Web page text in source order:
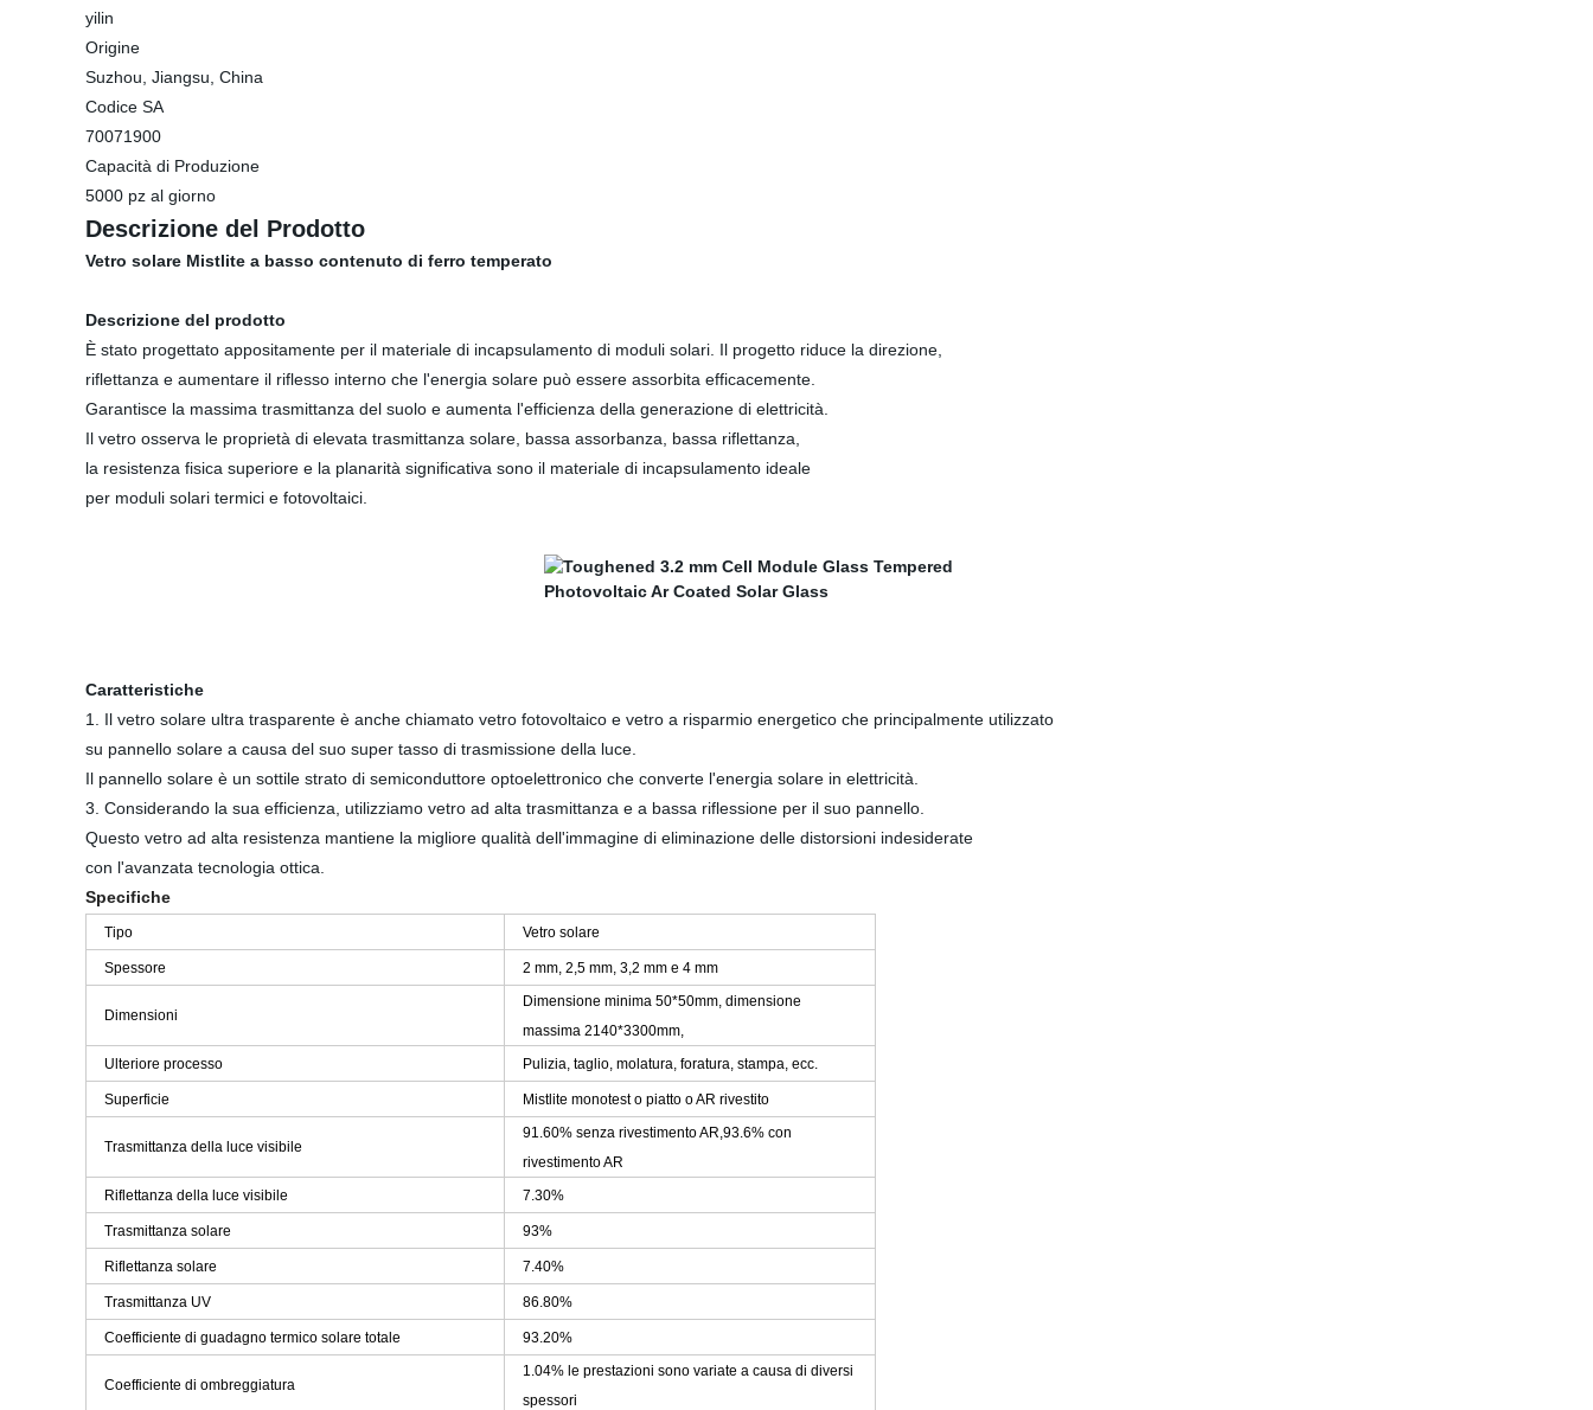
yilin
Origine
Suzhou, Jiangsu, China
Codice SA
70071900
Capacità di Produzione
5000 pz al giorno
Descrizione del Prodotto
Vetro solare Mistlite a basso contenuto di ferro temperato
Descrizione del prodotto
È stato progettato appositamente per il materiale di incapsulamento di moduli solari. Il progetto riduce la direzione,
riflettanza e aumentare il riflesso interno che l'energia solare può essere assorbita efficacemente.
Garantisce la massima trasmittanza del suolo e aumenta l'efficienza della generazione di elettricità.
Il vetro osserva le proprietà di elevata trasmittanza solare, bassa assorbanza, bassa riflettanza,
la resistenza fisica superiore e la planarità significativa sono il materiale di incapsulamento ideale
per moduli solari termici e fotovoltaici.
Caratteristiche
1. Il vetro solare ultra trasparente è anche chiamato vetro fotovoltaico e vetro a risparmio energetico che principalmente utilizzato
su pannello solare a causa del suo super tasso di trasmissione della luce.
Il pannello solare è un sottile strato di semiconduttore optoelettronico che converte l'energia solare in elettricità.
3. Considerando la sua efficienza, utilizziamo vetro ad alta trasmittanza e a bassa riflessione per il suo pannello.
Questo vetro ad alta resistenza mantiene la migliore qualità dell'immagine di eliminazione delle distorsioni indesiderate
con l'avanzata tecnologia ottica.
Specifiche
Tipo Vetro solare
Spessore 2 mm, 2,5 mm, 3,2 mm e 4 mm
Dimensioni
Dimensione minima 50*50mm, dimensione
massima 2140*3300mm,
Ulteriore processo
Pulizia, taglio, molatura, foratura, stampa, ecc.
Superficie Mistlite monotest o piatto o AR rivestito
Trasmittanza della luce visibile
91.60% senza rivestimento AR,93.6% con
rivestimento AR
Riflettanza della luce visibile
7.30%
Trasmittanza solare 93%
Riflettanza solare 7.40%
Trasmittanza UV 86.80%
Coefficiente di guadagno termico solare totale 93.20%
Coefficiente di ombreggiatura
1.04% le prestazioni sono variate a causa di diversi
spessori